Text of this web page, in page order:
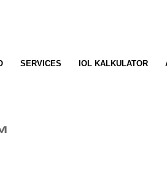
SERVICES IOL KALKULATOR